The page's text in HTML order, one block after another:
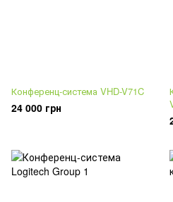
Конференц-система VHD-V71C
24 000 грн